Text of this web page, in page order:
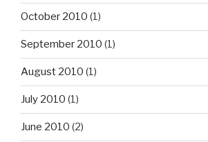
October 2010 (1)
September 2010 (1)
August 2010 (1)
July 2010 (1)
June 2010 (2)